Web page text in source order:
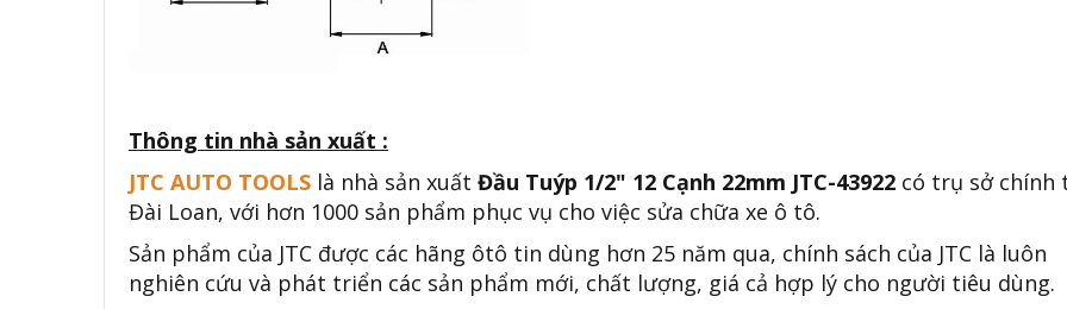
Thông tin nhà sản xuất :
JTC AUTO TOOLS là nhà sản xuất Đầu Tuýp 1/2" 12 Cạnh 22mm JTC-43922 có trụ sở chính
Đài Loan, với hơn 1000 sản phẩm phục vụ cho việc sửa chữa xe ô tô.
Sản phẩm của JTC được các hãng ôtô tin dùng hơn 25 năm qua, chính sách của JTC là luôn
nghiên cứu và phát triển các sản phẩm mới, chất lượng, giá cả hợp lý cho người tiêu dùng.